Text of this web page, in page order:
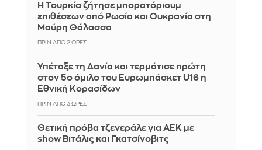
Η Τουρκία ζήτησε μπορατόριουμ
επιθέσεων από Ρωσία και Ουκρανία στη
Μαύρη Θάλασσα
ΠΡΙΝ ΑΠΌ 2 ΏΡΕΣ
Υπέταξε τη Δανία και τερμάτισε πρώτη
στον 5ο όμιλο του Ευρωμπάσκετ U16 η
Εθνική Κορασίδων
ΠΡΙΝ ΑΠΌ 3 ΏΡΕΣ
Θετική πρόβα τζενεράλε για ΑΕΚ με
show Βιτάλις και Γκατσίνοβιτς